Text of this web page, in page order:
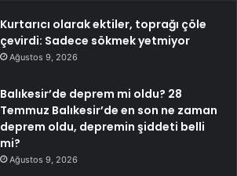
Kurtarıcı olarak ektiler, toprağı çöle
çevirdi: Sadece sökmek yetmiyor
Ağustos 9, 2026
Balıkesir’de deprem mi oldu? 28
Temmuz Balıkesir’de en son ne zaman
deprem oldu, depremin şiddeti belli
mi?
Ağustos 9, 2026